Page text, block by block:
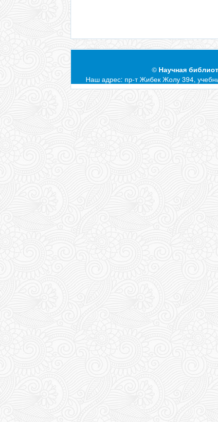
© Научная
Наш адрес: пр-т Жибек Жолу 394,